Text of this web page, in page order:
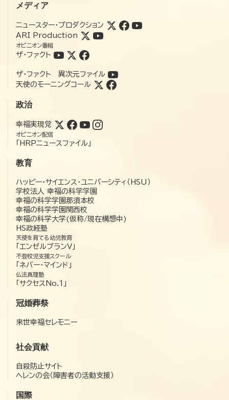
メディア
ニュースター・プロダクション
ARI Production
オピニオン番組
ザ・ファクト
ザ・ファクト 異次元ファイル
天使のモーニングコール
政治
幸福実現党
オピニオン配信
「HRPニュースファイル」
教育
ハッピー・サイエンス・ユニバーシティ（HSU）
学校法人 幸福の科学学園
幸福の科学学園那須本校
幸福の科学学園関西校
幸福の科学大学(仮称/現在構想中)
HS政経塾
天使を育てる幼児教育
「エンゼルプランV」
不登校児支援スクール
「ネバー・マインド」
仏法真理塾
「サクセスNo.1」
冠婚葬祭
来世幸福セレモニー
社会貢献
自殺防止サイト
ヘレンの会（障害者の活動支援）
国際